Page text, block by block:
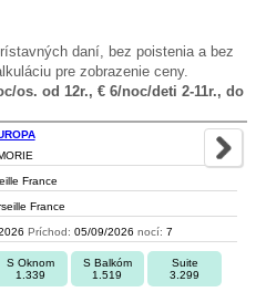
daní, bez poistenia a bez
pre zobrazenie ceny.
os. od 12r., € 6/noc/deti 2-11r., do
France
France
Príchod: 05/09/2026 nocí: 7
S Oknom
1.339
S Balkóm
1.519
Suite
3.299